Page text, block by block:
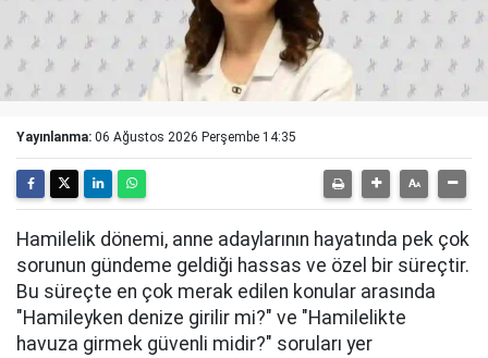
Yayınlanma: 06 Ağustos 2026 Perşembe 14:35
Hamilelik dönemi, anne adaylarının hayatında pek çok
sorunun gündeme geldiği hassas ve özel bir süreçtir.
Bu süreçte en çok merak edilen konular arasında
"Hamileyken denize girilir mi?" ve "Hamilelikte
havuza girmek güvenli midir?" soruları yer